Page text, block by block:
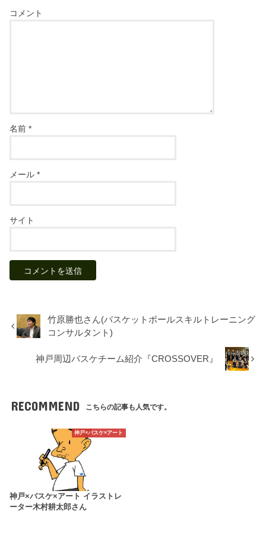
コメント
名前*
メール*
サイト
竹原勝也さん(バスケットボールスキルトレーニング
コンサルタント)
神戸周辺バスケチーム紹介『CROSSOVER』
RECOMMEND こちらの記事も人気です。
神戸×バスケ×アート
神戸×バスケ×アート イラストレ
ーター木村耕太郎さん